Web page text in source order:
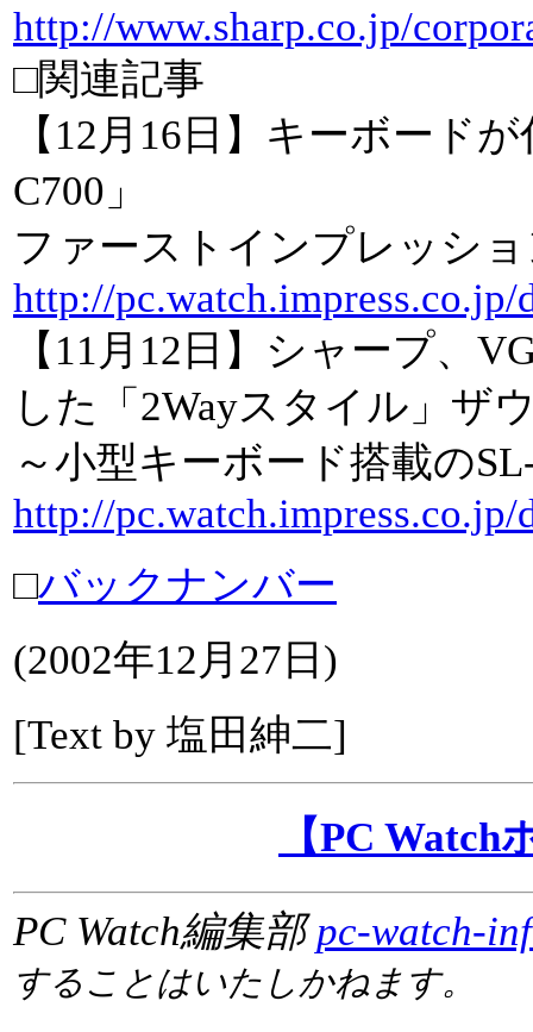
http://www.sharp.co.jp/
□関連記事
【12月16日】キーボード
C700」
ファーストインプレッシ
http://
【11月12日】シャープ、
した「2Wayスタイル」ザ
～小型キーボード搭載の
http://pc.watch.impress.co.jp/
□バックナンバー
(2002年12月27日 )
[Text by 塩田紳二]
【PC
PC Watch編集部pc-watch-
することはいたしかねます。